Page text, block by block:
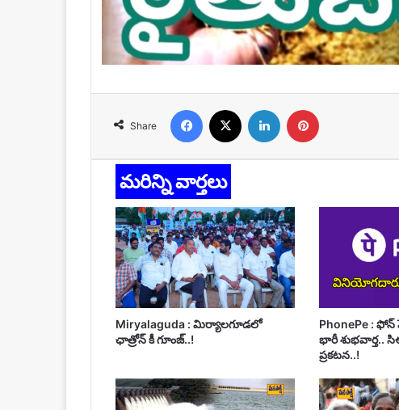
Share
Facebook LinkedIn
మరిన్ని వార్తలు
Miryalaguda : మిర్యాలగూడలో
ఛాత్రోన్ కీ గూంజ్..!
PhonePe :
భారీ శుభవార్త..
ప్రకటన..!